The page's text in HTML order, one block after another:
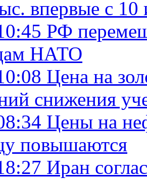
впервые с 10
РФ
НАТО
Цена на
снижения
Цены на
повышаются
Иран